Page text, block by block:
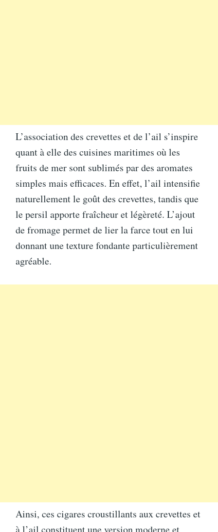
L’association des crevettes et de l’ail s’inspire
quant à elle des cuisines maritimes où les
fruits de mer sont sublimés par des aromates
simples mais efficaces. En effet, l’ail intensifie
naturellement le goût des crevettes, tandis que
le persil apporte fraîcheur et légèreté. L’ajout
de fromage permet de lier la farce tout en lui
donnant une texture fondante particulièrement
agréable.
Ainsi, ces cigares croustillants aux crevettes et
à l’ail constituent une version moderne et